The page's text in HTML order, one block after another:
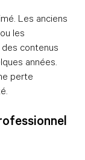
Les anciens
les
contenus
années.
perte